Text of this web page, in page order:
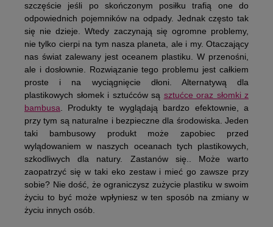
szczęście jeśli po skończonym posiłku trafią one do
odpowiednich pojemników na odpady. Jednak często tak
się nie dzieje. Wtedy zaczynają się ogromne problemy,
nie tylko cierpi na tym nasza planeta, ale i my. Otaczający
nas świat zalewany jest oceanem plastiku. W przenośni,
ale i dosłownie. Rozwiązanie tego problemu jest całkiem
proste i na wyciągnięcie dłoni. Alternatywą dla
plastikowych słomek i sztućców są sztućce oraz słomki z
bambusa . Produkty te wyglądają bardzo efektownie, a
przy tym są naturalne i bezpieczne dla środowiska. Jeden
taki bambusowy produkt może zapobiec przed
wylądowaniem w naszych oceanach tych plastikowych,
szkodliwych dla natury. Zastanów się.. Może warto
zaopatrzyć się w taki eko zestaw i mieć go zawsze przy
sobie? Nie dość, że ograniczysz zużycie plastiku w swoim
życiu to być może wpłyniesz w ten sposób na zmiany w
życiu innych osób.